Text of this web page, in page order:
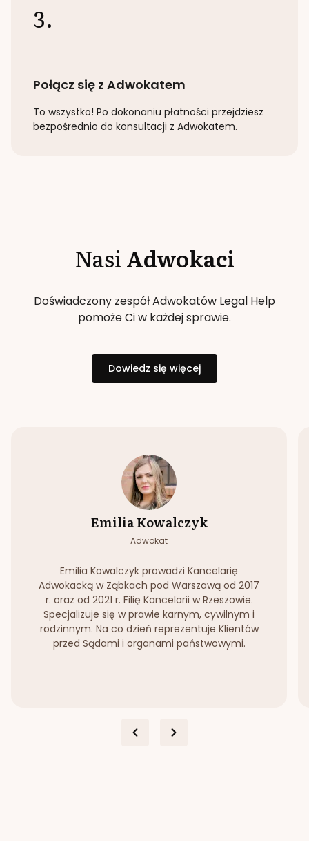
3.
Połącz się z Adwokatem
To wszystko! Po dokonaniu płatności przejdziesz
bezpośrednio do konsultacji z Adwokatem.
NasiAdwokaci
Doświadczony zespół Adwokatów Legal Help
pomoże Ci w każdej sprawie.
Dowiedz się więcej
Emilia Kowalczyk
Adwokat
Emilia Kowalczyk prowadzi Kancelarię
Adwokacką w Ząbkach pod Warszawą od 2017
r. oraz od 2021 r. Filię Kancelarii w Rzeszowie.
Specjalizuje się w prawie karnym, cywilnym i
rodzinnym. Na co dzień reprezentuje Klientów
przed Sądami i organami państwowymi.